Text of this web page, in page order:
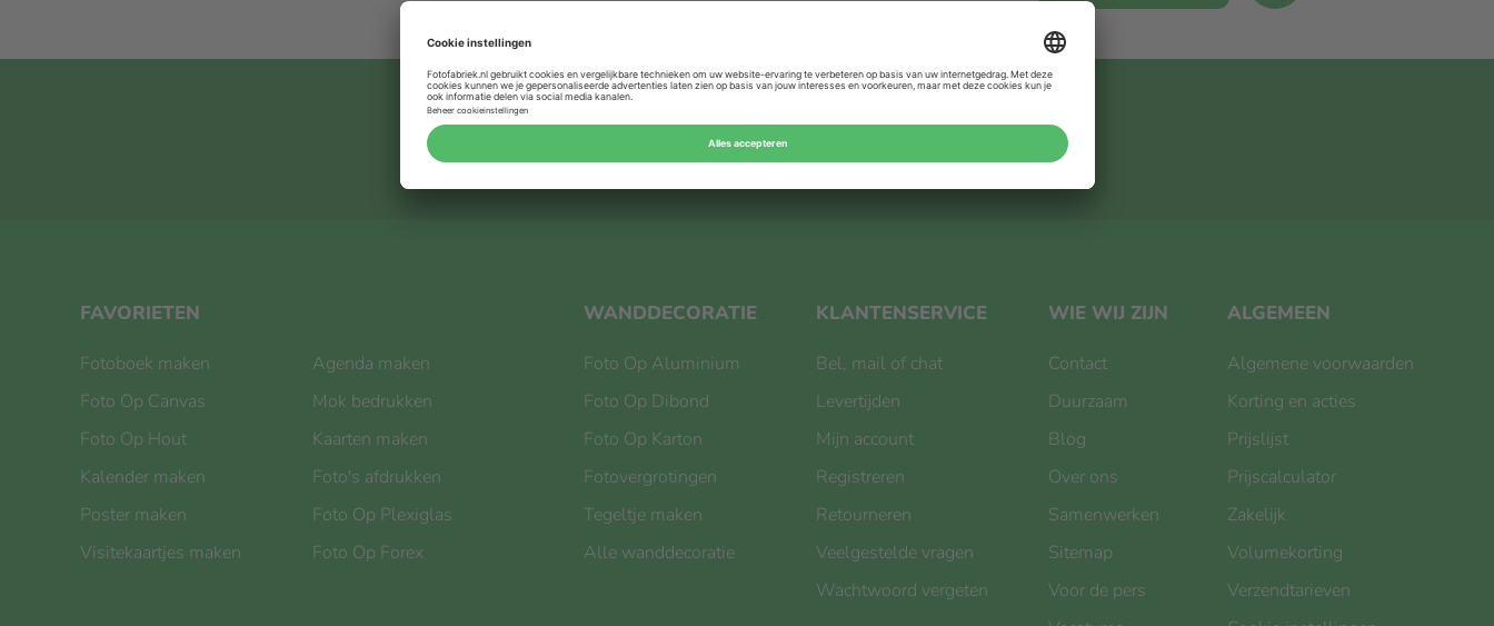
FAVORIETEN
Fotoboek maken
Foto Op Canvas
Foto Op Hout
Kalender maken
Poster maken
Visitekaartjes maken
Agenda maken
Mok bedrukken
Kaarten maken
Foto's afdrukken
Foto Op Plexiglas
Foto Op Forex
WANDDECORATIE
Foto Op Aluminium
Foto Op Dibond
Foto Op Karton
Fotovergrotingen
Tegeltje maken
Alle wanddecoratie
KLANTENSERVICE
Bel, mail of chat
Levertijden
Mijn account
Registreren
Retourneren
Veelgestelde vragen
Wachtwoord vergeten
WIE WIJ ZIJN
Contact
Duurzaam
Blog
Over ons
Samenwerken
Sitemap
Voor de pers
ALGEMEEN
Algemene voorwaarden
Korting en acties
Prijslijst
Prijscalculator
Zakelijk
Volumekorting
Verzendtarieven